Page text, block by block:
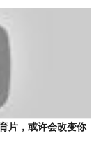
片，或许会改变你